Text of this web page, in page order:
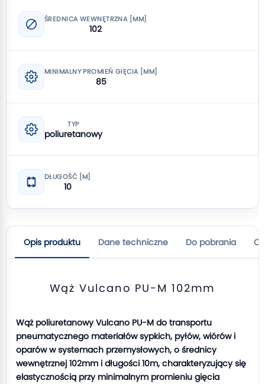
ŚREDNICA WEWNĘTRZNA [MM]
102
MINIMALNY PROMIEŃ GIĘCIA [MM]
85
TYP
poliuretanowy
DŁUGOŚĆ [M]
10
Opis produktu Dane techniczne Do pobrania
Wąż Vulcano PU-M 102mm
Wąż poliuretanowy Vulcano PU-M do transportu
pneumatycznego materiałów sypkich, pyłów, wiórów i
oparów w systemach przemysłowych, o średnicy
wewnętrznej 102mm i długości 10m, charakteryzujący się
elastycznością przy minimalnym promieniu gięcia